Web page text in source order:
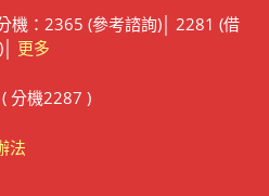
機：2365 (參考諮詢)│ 2281 (借
更多
分機2287 )
法